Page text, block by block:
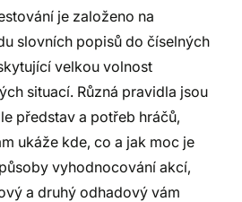
je založeno na
slovních popisů do číselných
velkou volnost
situací. Různá pravidla jsou
představ a potřeb hráčů,
ukáže kde, co a jak moc je
vyhodnocování akcí,
a druhý odhadový vám